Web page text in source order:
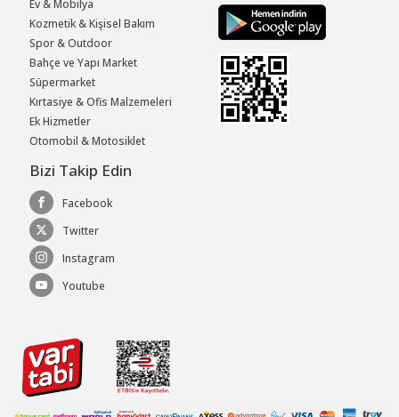
Ev & Mobilya
Kozmetik & Kişisel Bakım
Spor & Outdoor
Bahçe ve Yapı Market
Süpermarket
Kırtasiye & Ofis Malzemeleri
Ek Hizmetler
Otomobil & Motosiklet
Bizi Takip Edin
Facebook
Twitter
Instagram
Youtube